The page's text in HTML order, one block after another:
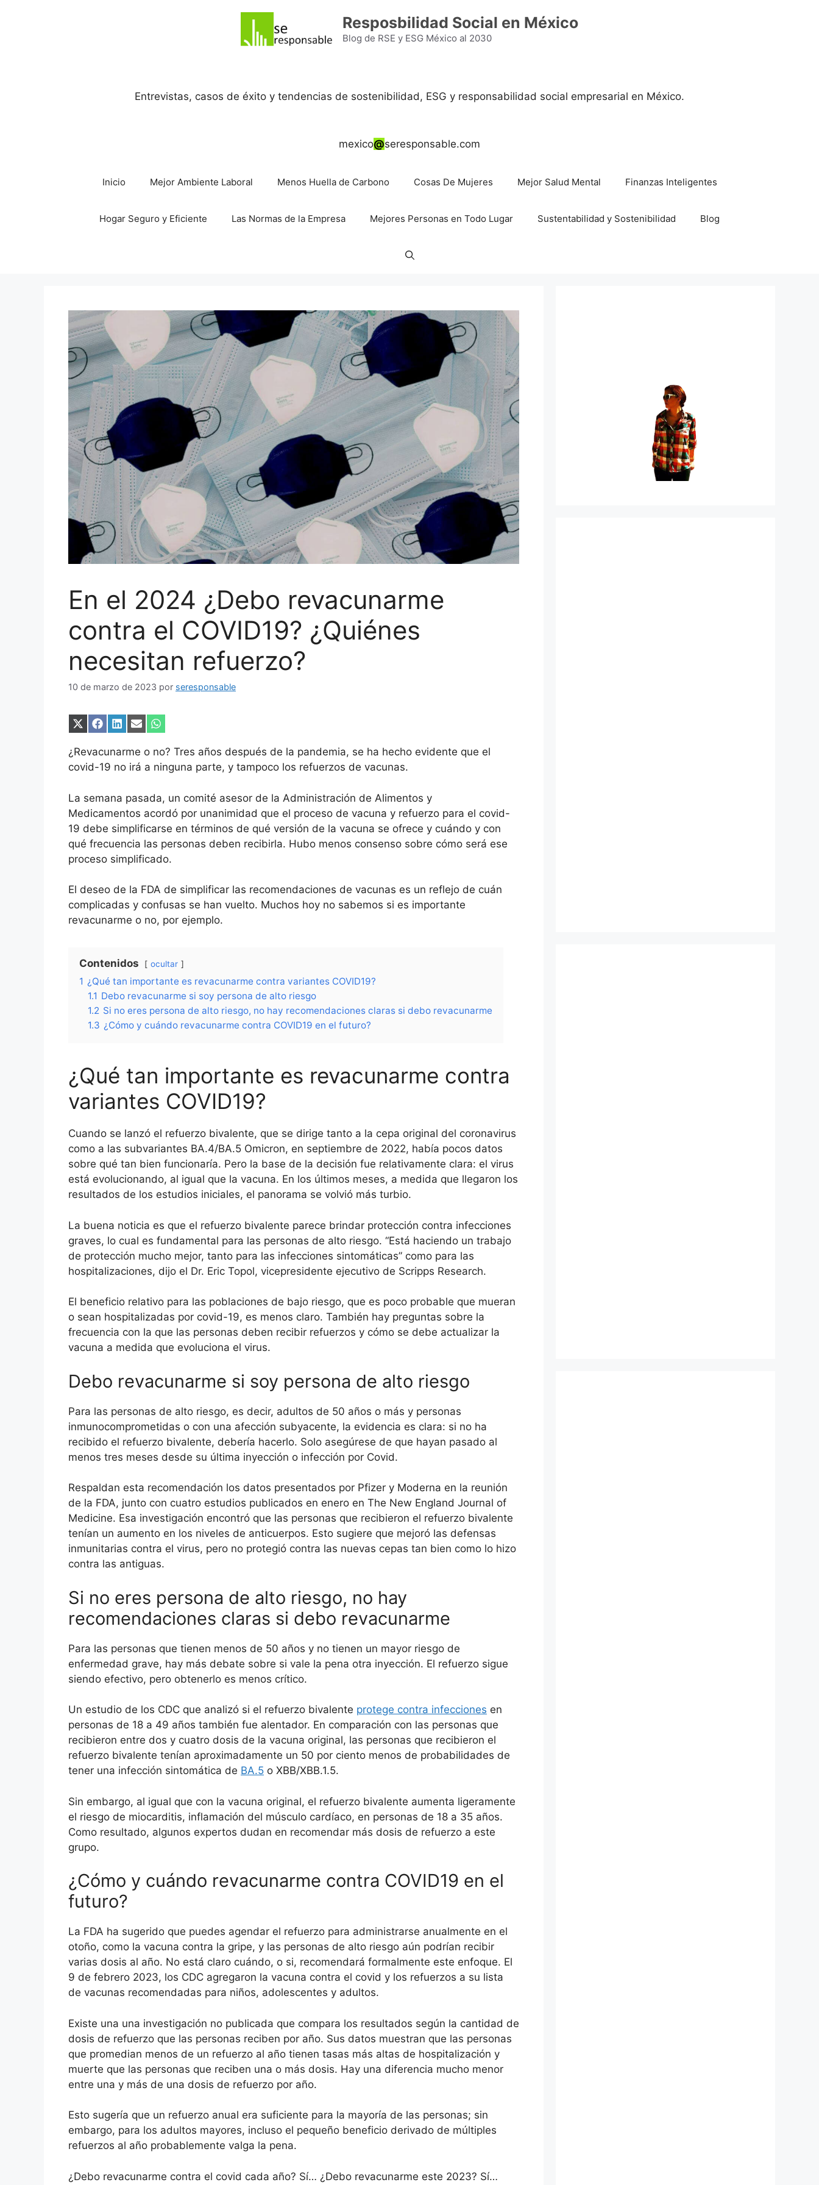
Resposbilidad Social en México
Blog de RSE y ESG México al 2030
Entrevistas, casos de éxito y tendencias de sostenibilidad, ESG y responsabilidad social empresarial en México.
mexico@seresponsable.com
Inicio Mejor Ambiente Laboral Menos Huella de Carbono Cosas De Mujeres Mejor Salud Mental Finanzas Inteligentes
Hogar Seguro y Eficiente Las Normas de la Empresa Mejores Personas en Todo Lugar Sustentabilidad y Sostenibilidad Blog
En el 2024 ¿Debo revacunarme
contra el COVID19? ¿Quiénes
necesitan refuerzo?
10 de marzo de 2023 por seresponsable
Compartir
X
(Twitter)
Compartir
Facebook
Compartir
LinkedIn
Compartir
Email
Compartir
WhatsApp
¿Revacunarme o no? Tres años después de la pandemia, se ha hecho evidente que el
covid-19 no irá a ninguna parte, y tampoco los refuerzos de vacunas.
La semana pasada, un comité asesor de la Administración de Alimentos y
Medicamentos acordó por unanimidad que el proceso de vacuna y refuerzo para el covid-
19 debe simplificarse en términos de qué versión de la vacuna se ofrece y cuándo y con
qué frecuencia las personas deben recibirla. Hubo menos consenso sobre cómo será ese
proceso simplificado.
El deseo de la FDA de simplificar las recomendaciones de vacunas es un reflejo de cuán
complicadas y confusas se han vuelto. Muchos hoy no sabemos si es importante
revacunarme o no, por ejemplo.
Contenidos ocultar
1 ¿Qué tan importante es revacunarme contra variantes COVID19?
1.1 Debo revacunarme si soy persona de alto riesgo
1.2 Si no eres persona de alto riesgo, no hay recomendaciones claras si debo revacunarme
1.3 ¿Cómo y cuándo revacunarme contra COVID19 en el futuro?
¿Qué tan importante es revacunarme contra
variantes COVID19?
Cuando se lanzó el refuerzo bivalente, que se dirige tanto a la cepa original del coronavirus
como a las subvariantes BA.4/BA.5 Omicron, en septiembre de 2022, había pocos datos
sobre qué tan bien funcionaría. Pero la base de la decisión fue relativamente clara: el virus
está evolucionando, al igual que la vacuna. En los últimos meses, a medida que llegaron los
resultados de los estudios iniciales, el panorama se volvió más turbio.
La buena noticia es que el refuerzo bivalente parece brindar protección contra infecciones
graves, lo cual es fundamental para las personas de alto riesgo. “Está haciendo un trabajo
de protección mucho mejor, tanto para las infecciones sintomáticas” como para las
hospitalizaciones, dijo el Dr. Eric Topol, vicepresidente ejecutivo de Scripps Research.
El beneficio relativo para las poblaciones de bajo riesgo, que es poco probable que mueran
o sean hospitalizadas por covid-19, es menos claro. También hay preguntas sobre la
frecuencia con la que las personas deben recibir refuerzos y cómo se debe actualizar la
vacuna a medida que evoluciona el virus.
Debo revacunarme si soy persona de alto riesgo
Para las personas de alto riesgo, es decir, adultos de 50 años o más y personas
inmunocomprometidas o con una afección subyacente, la evidencia es clara: si no ha
recibido el refuerzo bivalente, debería hacerlo. Solo asegúrese de que hayan pasado al
menos tres meses desde su última inyección o infección por Covid.
Respaldan esta recomendación los datos presentados por Pfizer y Moderna en la reunión
de la FDA, junto con cuatro estudios publicados en enero en The New England Journal of
Medicine. Esa investigación encontró que las personas que recibieron el refuerzo bivalente
tenían un aumento en los niveles de anticuerpos. Esto sugiere que mejoró las defensas
inmunitarias contra el virus, pero no protegió contra las nuevas cepas tan bien como lo hizo
contra las antiguas.
Si no eres persona de alto riesgo, no hay
recomendaciones claras si debo revacunarme
Para las personas que tienen menos de 50 años y no tienen un mayor riesgo de
enfermedad grave, hay más debate sobre si vale la pena otra inyección. El refuerzo sigue
siendo efectivo, pero obtenerlo es menos crítico.
Un estudio de los CDC que analizó si el refuerzo bivalente protege contra infecciones en
personas de 18 a 49 años también fue alentador. En comparación con las personas que
recibieron entre dos y cuatro dosis de la vacuna original, las personas que recibieron el
refuerzo bivalente tenían aproximadamente un 50 por ciento menos de probabilidades de
tener una infección sintomática de BA.5 o XBB/XBB.1.5.
Sin embargo, al igual que con la vacuna original, el refuerzo bivalente aumenta ligeramente
el riesgo de miocarditis, inflamación del músculo cardíaco, en personas de 18 a 35 años.
Como resultado, algunos expertos dudan en recomendar más dosis de refuerzo a este
grupo.
¿Cómo y cuándo revacunarme contra COVID19 en el
futuro?
La FDA ha sugerido que puedes agendar el refuerzo para administrarse anualmente en el
otoño, como la vacuna contra la gripe, y las personas de alto riesgo aún podrían recibir
varias dosis al año. No está claro cuándo, o si, recomendará formalmente este enfoque. El
9 de febrero 2023, los CDC agregaron la vacuna contra el covid y los refuerzos a su lista
de vacunas recomendadas para niños, adolescentes y adultos.
Existe una una investigación no publicada que compara los resultados según la cantidad de
dosis de refuerzo que las personas reciben por año. Sus datos muestran que las personas
que promedian menos de un refuerzo al año tienen tasas más altas de hospitalización y
muerte que las personas que reciben una o más dosis. Hay una diferencia mucho menor
entre una y más de una dosis de refuerzo por año.
Esto sugería que un refuerzo anual era suficiente para la mayoría de las personas; sin
embargo, para los adultos mayores, incluso el pequeño beneficio derivado de múltiples
refuerzos al año probablemente valga la pena.
¿Debo revacunarme contra el covid cada año? Sí… ¿Debo revacunarme este 2023? Sí…